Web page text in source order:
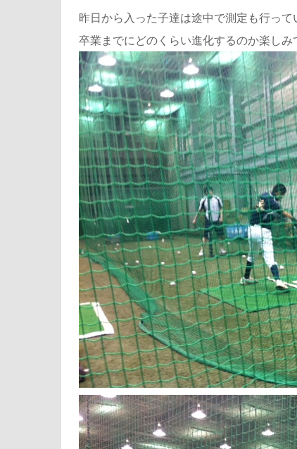
昨日から入った子達は途中で測定も行って
卒業までにどのくらい進化するのか楽しみ